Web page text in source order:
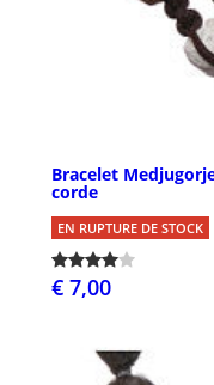
Bracelet
corde
EN RUPTURE DE STOCK
€ 7,00